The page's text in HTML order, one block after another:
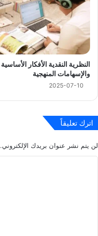
النظرية النقدية الأفكار الأساسية
والإسهامات المنهجية
2025-07-10
اترك تعليقاً
لن يتم نشر عنوان بريدك الإلكتروني.